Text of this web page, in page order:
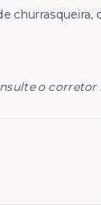
o corretor